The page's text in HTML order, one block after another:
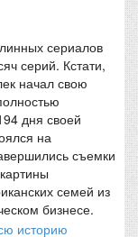
сериалов
серий. Кстати,
начал свою
дня своей
на
съемки
семей из
бизнесе.